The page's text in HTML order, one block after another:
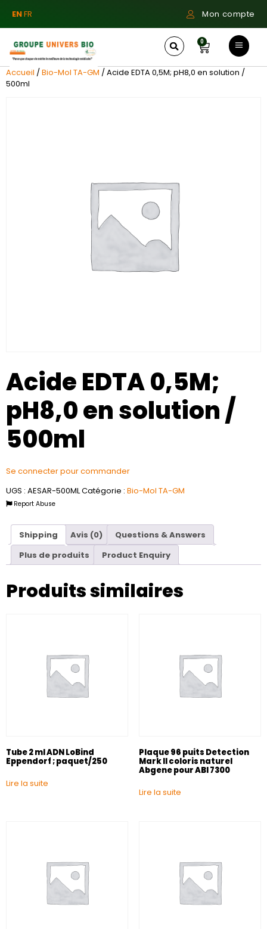
ENFR Mon compte
0
Accueil /Bio-Mol TA-GM / Acide EDTA 0,5M; pH8,0 en solution /
500ml
Acide EDTA 0,5M;
pH8,0 en solution /
500ml
Se connecter pour commander
UGS : AESAR-500MLCatégorie : Bio-Mol TA-GM
Report Abuse
Shipping Avis (0)
Questions & Answers
Plus de produits
Product Enquiry
Produits similaires
Tube 2 ml ADN LoBind
Eppendorf ; paquet/250
Lire la suite
Plaque 96 puits Detection
Mark II coloris naturel
Abgene pour ABI 7300
Lire la suite